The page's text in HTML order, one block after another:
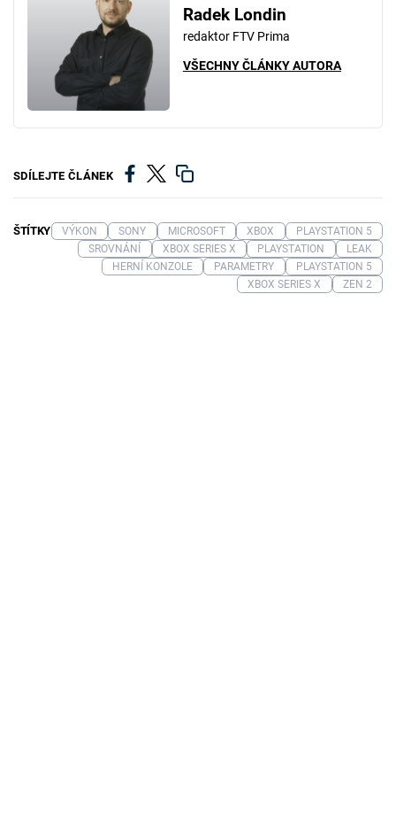
Radek Londin
redaktor FTV Prima
VŠECHNY ČLÁNKY AUTORA
SDÍLEJTE ČLÁNEK
ŠTÍTKY VÝKON SONY MICROSOFT XBOX
PLAYSTATION 5
SROVNÁNÍ
XBOX SERIES X PLAYSTATION
LEAK
HERNÍ KONZOLE
PARAMETRY
PLAYSTATION 5
XBOX SERIES X
ZEN 2